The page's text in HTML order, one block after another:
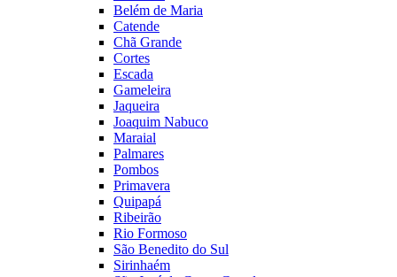
Belém de Maria
Catende
Chã Grande
Cortes
Escada
Gameleira
Jaqueira
Joaquim Nabuco
Maraial
Palmares
Pombos
Primavera
Quipapá
Ribeirão
Rio Formoso
São Benedito do Sul
Sirinhaém